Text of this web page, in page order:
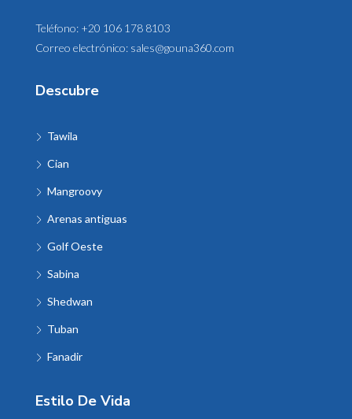
Teléfono: +20 106 178 8103
Correo electrónico: sales@gouna360.com
Descubre
Tawila
Cian
Mangroovy
Arenas antiguas
Golf Oeste
Sabina
Shedwan
Tuban
Fanadir
Estilo De Vida